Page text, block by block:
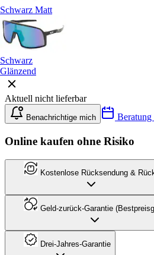
Schwarz Matt
Schwarz
Glänzend
Aktuell nicht lieferbar
Benachrichtige mich Beratung
Online kaufen ohne Risiko
Kostenlose Rücksendung &
Geld-zurück-Garantie
Drei-Jahres-Garantie